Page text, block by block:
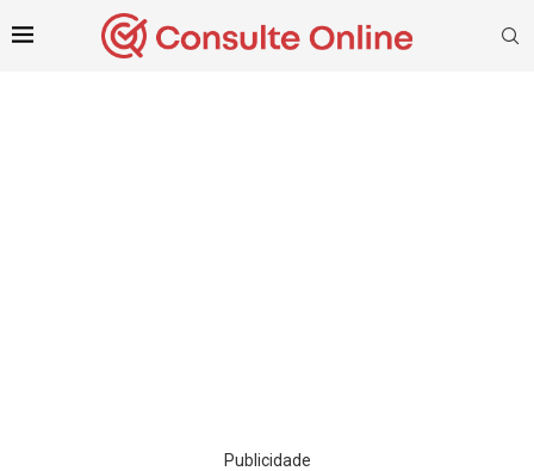
Publicidade